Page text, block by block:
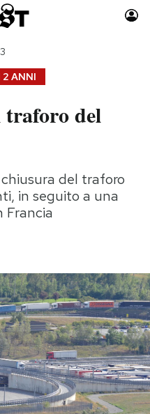
Moda
Storie/Idee
Ok Boomer!
Media
Mondiali calcio 2026
2 ANNI
traforo del
del traforo
in seguito a una
Francia